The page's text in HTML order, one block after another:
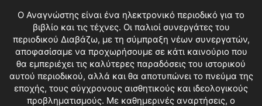
O Αναγνώστης είναι ένα ηλεκτρονικό περιοδικό για το
βιβλίο και τις τέχνες. Οι παλιοί συνεργάτες του
περιοδικού Διαβάζω, με τη σύμπραξη νέων συνεργατών,
αποφασίσαμε να προχωρήσουμε σε κάτι καινούριο που
θα εμπεριέχει τις καλύτερες παραδόσεις του ιστορικού
αυτού περιοδικού, αλλά και θα αποτυπώνει το πνεύμα της
εποχής, τους σύγχρονους αισθητικούς και ιδεολογικούς
προβληματισμούς. Με καθημερινές αναρτήσεις, ο